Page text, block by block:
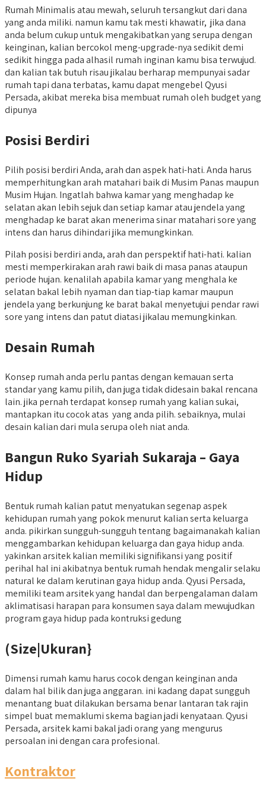
Rumah Minimalis atau mewah, seluruh tersangkut dari dana
yang anda miliki. namun kamu tak mesti khawatir, jika dana
anda belum cukup untuk mengakibatkan yang serupa dengan
keinginan, kalian bercokol meng-upgrade-nya sedikit demi
sedikit hingga pada alhasil rumah inginan kamu bisa terwujud.
dan kalian tak butuh risau jikalau berharap mempunyai sadar
rumah tapi dana terbatas, kamu dapat mengebel Qyusi
Persada, akibat mereka bisa membuat rumah oleh budget yang
dipunya
Posisi Berdiri
Pilih posisi berdiri Anda, arah dan aspek hati-hati. Anda harus
memperhitungkan arah matahari baik di Musim Panas maupun
Musim Hujan. Ingatlah bahwa kamar yang menghadap ke
selatan akan lebih sejuk dan setiap kamar atau jendela yang
menghadap ke barat akan menerima sinar matahari sore yang
intens dan harus dihindari jika memungkinkan.
Pilah posisi berdiri anda, arah dan perspektif hati-hati. kalian
mesti memperkirakan arah rawi baik di masa panas ataupun
periode hujan. kenalilah apabila kamar yang menghala ke
selatan bakal lebih nyaman dan tiap-tiap kamar maupun
jendela yang berkunjung ke barat bakal menyetujui pendar rawi
sore yang intens dan patut diatasi jikalau memungkinkan.
Desain Rumah
Konsep rumah anda perlu pantas dengan kemauan serta
standar yang kamu pilih, dan juga tidak didesain bakal rencana
lain. jika pernah terdapat konsep rumah yang kalian sukai,
mantapkan itu cocok atas yang anda pilih. sebaiknya, mulai
desain kalian dari mula serupa oleh niat anda.
Bangun Ruko Syariah Sukaraja – Gaya
Hidup
Bentuk rumah kalian patut menyatukan segenap aspek
kehidupan rumah yang pokok menurut kalian serta keluarga
anda. pikirkan sungguh-sungguh tentang bagaimanakah kalian
menggambarkan kehidupan keluarga dan gaya hidup anda.
yakinkan arsitek kalian memiliki signifikansi yang positif
perihal hal ini akibatnya bentuk rumah hendak mengalir selaku
natural ke dalam kerutinan gaya hidup anda. Qyusi Persada,
memiliki team arsitek yang handal dan berpengalaman dalam
aklimatisasi harapan para konsumen saya dalam mewujudkan
program gaya hidup pada kontruksi gedung
(Size|Ukuran}
Dimensi rumah kamu harus cocok dengan keinginan anda
dalam hal bilik dan juga anggaran. ini kadang dapat sungguh
menantang buat dilakukan bersama benar lantaran tak rajin
simpel buat memaklumi skema bagian jadi kenyataan. Qyusi
Persada, arsitek kami bakal jadi orang yang mengurus
persoalan ini dengan cara profesional.
Kontraktor